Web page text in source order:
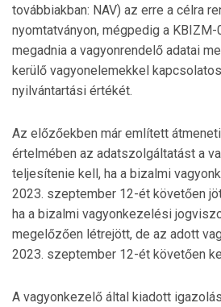
továbbiakban: NAV) az erre a célra
nyomtatványon, mégpedig a
megadnia a vagyonrendelő adatai
kerülő vagyonelemekkel
nyilvántartási értékét.
Az előzőekben már említett
értelmében az adatszolgáltatást a
teljesítenie kell, ha a bizalmi
2023. szeptember 12-ét követően
ha a bizalmi vagyonkezelési
megelőzően létrejött, de az adott
2023. szeptember 12-ét követően
A vagyonkezelő által kiadott